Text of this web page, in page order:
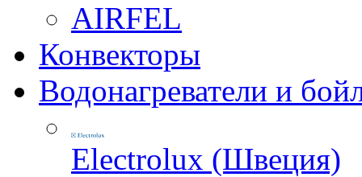
AIRFEL
Конвекторы
Водонагреватели и
Electrolux (Швеция)